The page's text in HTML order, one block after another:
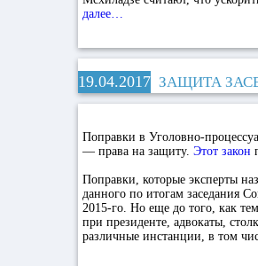
далее…
19.04.2017 ЗАЩИТА
Поправки в Уголовно-
— права на защиту. Этот закон
Поправки, которые эксперты
данного по итогам заседания
2015-го. Но еще до того, как
при президенте, адвокаты,
различные инстанции, в том